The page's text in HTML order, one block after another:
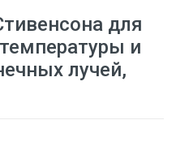
для
и
лучей,